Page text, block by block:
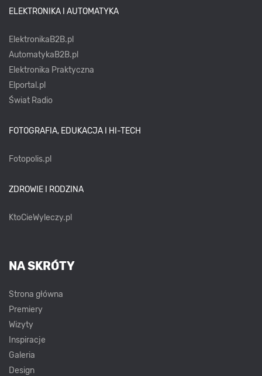
ELEKTRONIKA I AUTOMATYKA
ElektronikaB2B.pl
AutomatykaB2B.pl
Elektronika Praktyczna
Elportal.pl
Świat Radio
FOTOGRAFIA, EDUKACJA I HI-TECH
Fotopolis.pl
ZDROWIE I RODZINA
KtoCieWyleczy.pl
NA SKRÓTY
Strona główna
Premiery
Wizyty
Inspiracje
Galeria
Design